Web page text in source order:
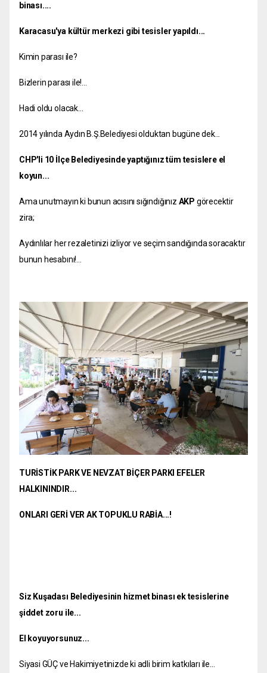
binası....
Karacasu'ya kültür merkezi gibi tesisler yapıldı...
Kimin parası ile?
Bizlerin parası ile!...
Hadi oldu olacak...
2014 yılında Aydın B.Ş.Belediyesi olduktan bugüne dek...
CHP'li 10 İlçe Belediyesinde yaptığınız tüm tesislere el
koyun...
Ama unutmayın ki bunun acısını sığındığınız AKP görecektir
zira;
Aydınlılar her rezaletinizi izliyor ve seçim sandığında soracaktır
bunun hesabını!...
TURİSTİK PARK VE NEVZAT BİÇER PARKI EFELER
HALKININDIR...
ONLARI GERİ VER AK TOPUKLU RABİA...!
Siz Kuşadası Belediyesinin hizmet binası ek tesislerine
şiddet zoru ile...
El koyuyorsunuz...
Siyasi GÜÇ ve Hakimiyetinizde ki adli birim katkıları ile...